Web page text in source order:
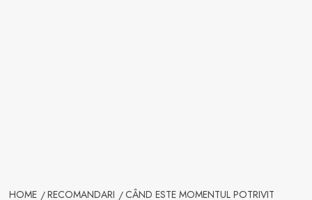
HOME RECOMANDARI
CÂND ESTE MOMENTUL POTRIVIT